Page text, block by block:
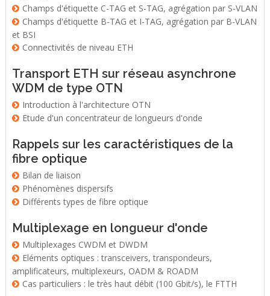
Champs d'étiquette C-TAG et S-TAG, agrégation par S-VLAN
Champs d'étiquette B-TAG et I-TAG, agrégation par B-VLAN
et BSI
Connectivités de niveau ETH
Transport ETH sur réseau asynchrone
WDM de type OTN
Introduction à l'architecture OTN
Etude d'un concentrateur de longueurs d'onde
Rappels sur les caractéristiques de la
fibre optique
Bilan de liaison
Phénomènes dispersifs
Différents types de fibre optique
Multiplexage en longueur d'onde
Multiplexages CWDM et DWDM
Eléments optiques : transceivers, transpondeurs,
amplificateurs, multiplexeurs, OADM & ROADM
Cas particuliers : le très haut débit (100 Gbit/s), le FTTH